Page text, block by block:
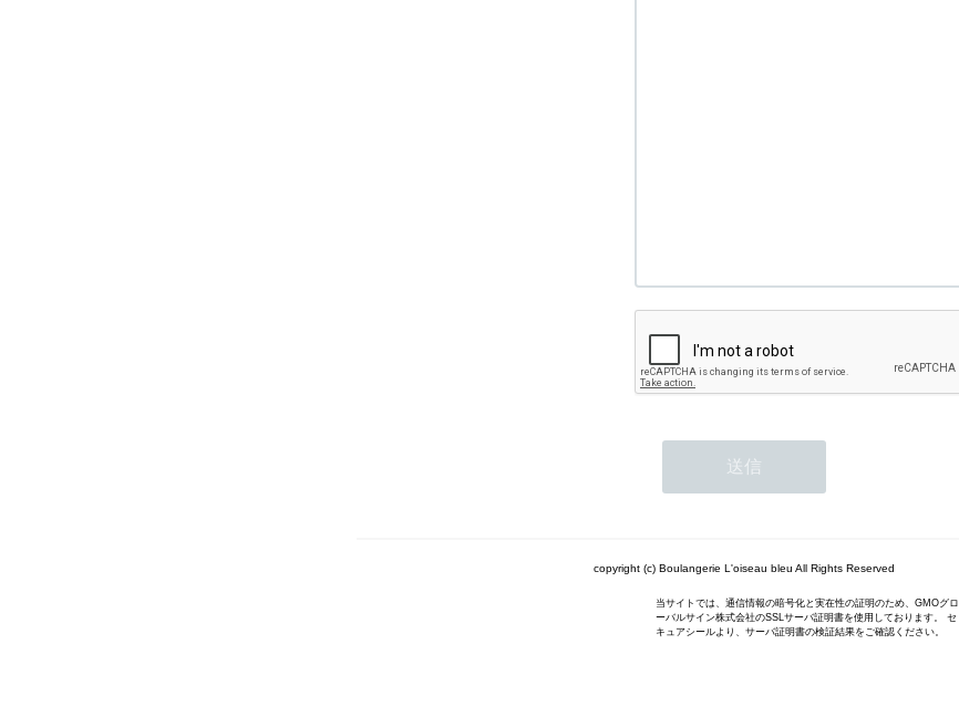
copyright (c) Boulangerie L'oiseau bleu All Rights Reserved
当サイトでは、通信情報の暗号化と実在性の証明のため、GMOグロ
ーバルサイン株式会社のSSLサーバ証明書を使用しております。 セ
キュアシールより、サーバ証明書の検証結果をご確認ください。